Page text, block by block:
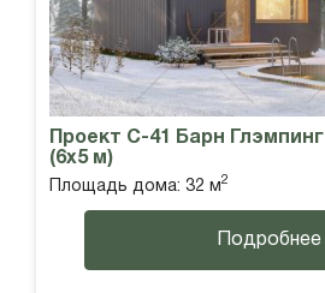
Проект С-41 Барн Глэмпинг
(6х5 м)
Площадь дома: 32 м2
Подробнее